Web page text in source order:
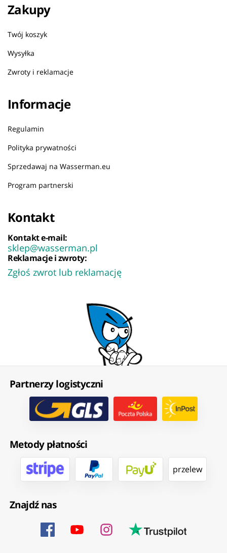
Zakupy
Twój koszyk
Wysyłka
Zwroty i reklamacje
Informacje
Regulamin
Polityka prywatności
Sprzedawaj na Wasserman.eu
Program partnerski
Kontakt
Kontakt e-mail:
sklep@wasserman.pl
Reklamacje i zwroty:
Zgłoś zwrot lub reklamację
Partnerzy logistyczni
Metody płatności
przelew
Znajdź nas